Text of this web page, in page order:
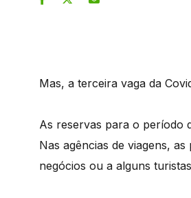
Mas, a terceira vaga da
As reservas para o período
Nas agências de viagens,
negócios ou a alguns